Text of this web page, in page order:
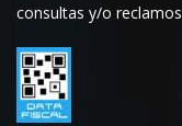
consultas y/o